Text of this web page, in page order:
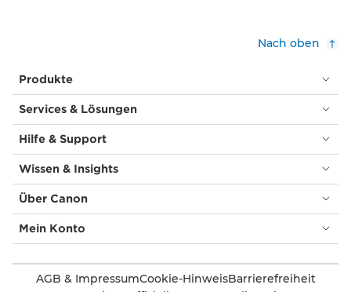
Nach oben
Produkte
Services & Lösungen
Hilfe & Support
Wissen & Insights
Über Canon
Mein Konto
AGB & ImpressumCookie-HinweisBarrierefreiheit